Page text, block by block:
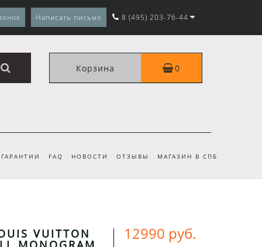
Написать письмо 8 (495) 203-76-44
Корзина 0
ГАРАНТИИ FAQ НОВОСТИ ОТЗЫВЫ МАГАЗИН В СПБ
VUITTON 12990 руб.